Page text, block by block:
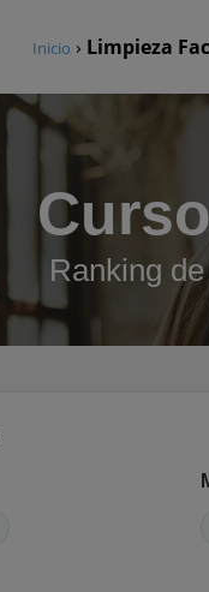
Inicio › Limpieza
Ranking